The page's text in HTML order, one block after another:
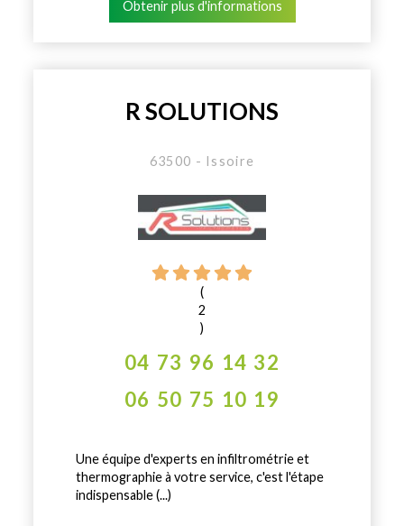
Obtenir plus d'informations
R SOLUTIONS
63500 - Issoire
(
2
)
04 73 96 14 32
06 50 75 10 19
Une équipe d'experts en infiltrométrie et
thermographie à votre service, c'est l'étape
indispensable (...)